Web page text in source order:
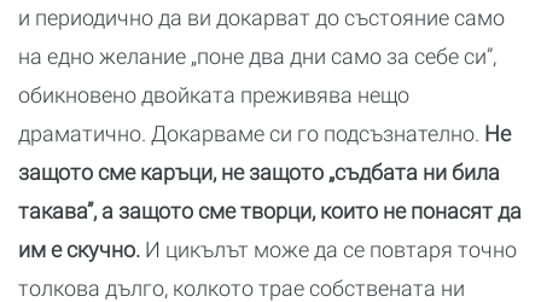
и периодично да ви докарват до състояние само
на едно желание „поне два дни само за себе си”,
обикновено двойката преживява нещо
драматично. Докарваме си го подсъзнателно. Не
защото сме каръци, не защото „съдбата ни била
такава”, а защото сме творци, които не понасят да
им е скучно. И цикълът може да се повтаря точно
толкова дълго, колкото трае собствената ни